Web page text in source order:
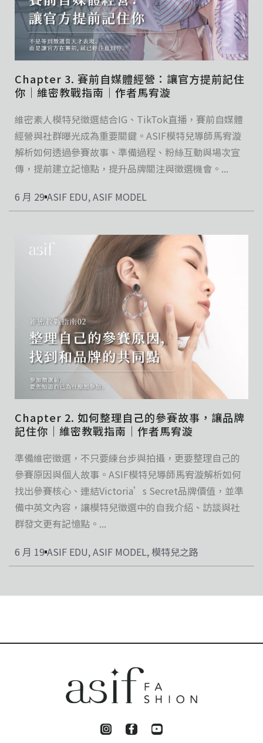
Chapter 3. 賽前自媒體經營：讓官方提前記住
你｜維密教戰指南｜作者馬宥漩
維密素人模特兒徵選結合IG、TikTok直播，賽前自媒體
經營與社群曝光成為重要關鍵。ASIF模特兒導師馬宥漩
解析如何透過參賽故事、準備過程、粉絲互動與場次宣
傳，提前建立記憶點，提升品牌關注與徵選機會。...
6 月 29 ASIF EDU,ASIF MODEL
Chapter 2. 如何整理自己的參賽故事，讓品牌
記住你｜維密教戰指南｜作者馬宥漩
準備維密徵選，不只要練台步與拍攝，更要整理自己的
參賽原因與個人故事。ASIF模特兒導師馬宥漩解析如何
找出參賽核心、連結Victoria’s Secret品牌價值，並準
備中英文內容，讓模特兒徵選中的自我介紹、訪談與社
群發文更有記憶點。...
6 月 19 ASIF EDU,ASIF MODEL,模特兒之路